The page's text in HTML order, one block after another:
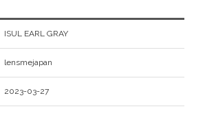
ISUL EARL GRAY
lensmejapan
2023-03-27